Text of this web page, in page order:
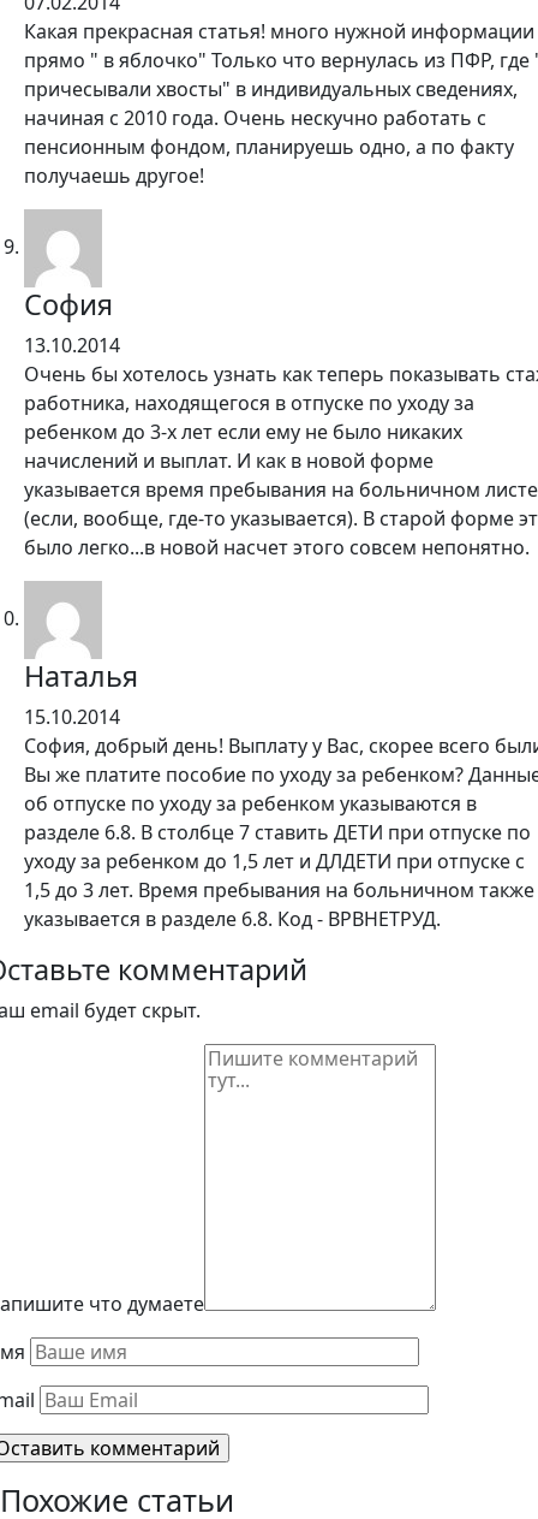
Какая прекрасная статья! много нужной
прямо " в яблочко" Только что вернулась из ПФР, где
причесывали хвосты" в индивидуальных сведениях,
начиная с 2010 года. Очень нескучно работать с
пенсионным фондом, планируешь одно, а по факту
получаешь другое!
София
13.10.2014
Очень бы хотелось узнать как теперь показывать
работника, находящегося в отпуске по уходу за
ребенком до 3-х лет если ему не было никаких
начислений и выплат. И как в новой форме
указывается время пребывания на больничном листе
(если, вообще, где-то указывается). В старой форме
было легко...в новой насчет этого совсем непонятно.
Наталья
15.10.2014
София, добрый день! Выплату у Вас, скорее всего
Вы же платите пособие по уходу за ребенком?
об отпуске по уходу за ребенком указываются в
разделе 6.8. В столбце 7 ставить ДЕТИ при отпуске по
уходу за ребенком до 1,5 лет и ДЛДЕТИ при отпуске с
1,5 до 3 лет. Время пребывания на больничном также
указывается в разделе 6.8. Код - ВРВНЕТРУД.
комментарий
email будет скрыт.
что думаете
Похожие статьи